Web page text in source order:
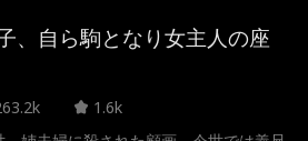
、自ら駒となり女主人の座
1.6k